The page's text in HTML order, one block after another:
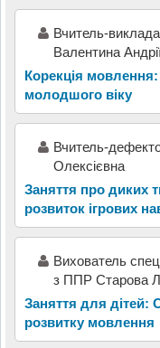
Вчитель-
Валентина
Корекція
молодшого віку
Вчитель-
Олексієвна
Заняття про диких
розвиток ігрових
Вихователь
з ППР Старова
Заняття для дітей:
розвитку мовлення